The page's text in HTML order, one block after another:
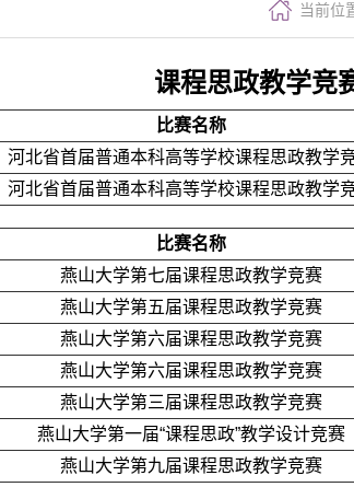
当前位
课程思政教学竞
比赛名称
河北省首届普通本科高等学校课程思政教学
河北省首届普通本科高等学校课程思政教学
比赛名称
燕山大学第七届课程思政教学竞赛
燕山大学第五届课程思政教学竞赛
燕山大学第六届课程思政教学竞赛
燕山大学第六届课程思政教学竞赛
燕山大学第三届课程思政教学竞赛
燕山大学第一届“课程思政”教学设计竞赛
燕山大学第九届课程思政教学竞赛